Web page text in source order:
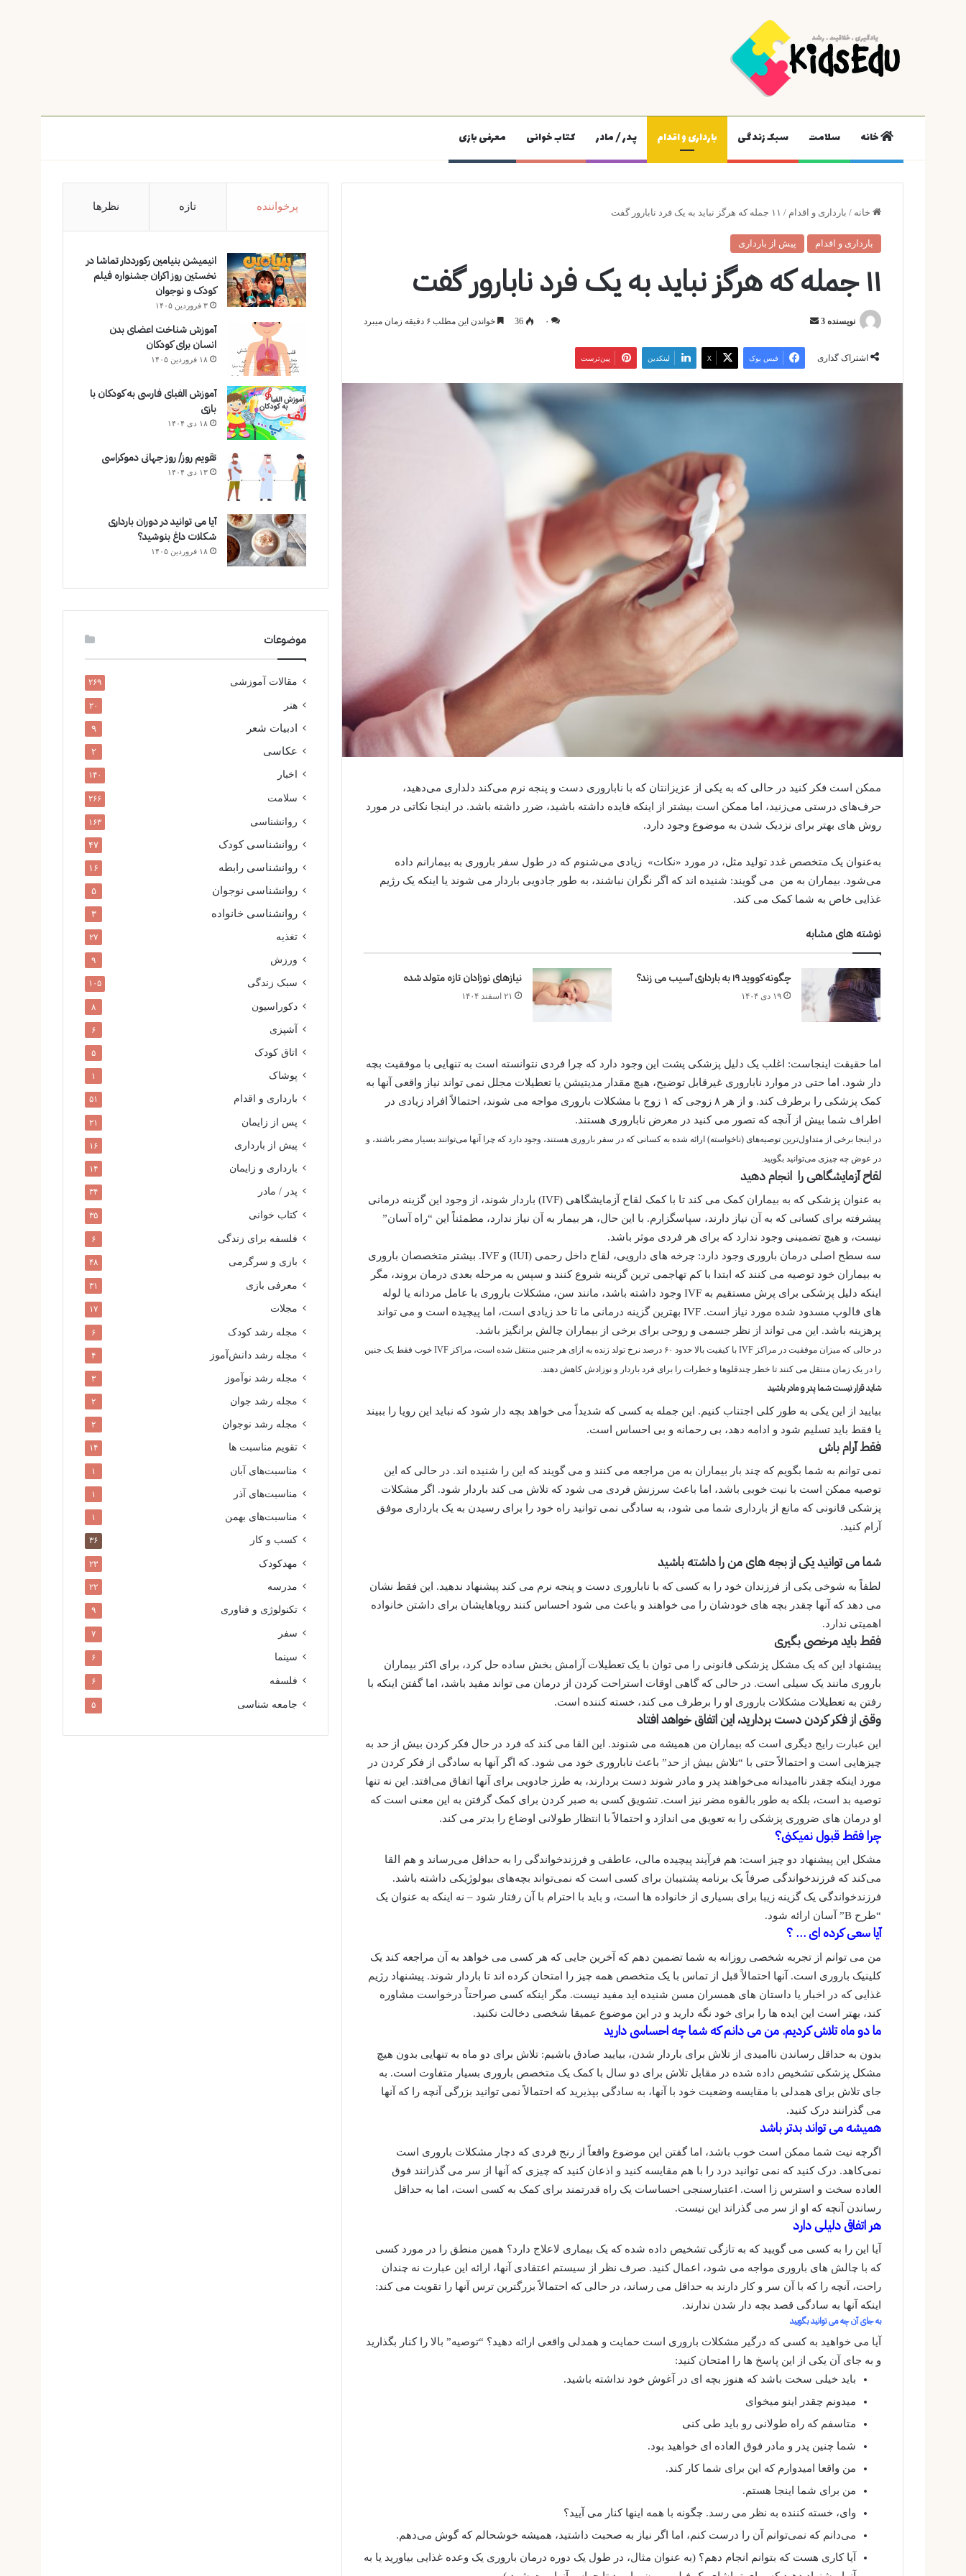
خانه سلامت سبک زندگی بارداری و اقدام پدر / مادر کتاب خوانی معرفی بازی
خانه / بارداری و اقدام / ۱۱ جمله که هرگز نباید به یک فرد نابارور گفت
بارداری و اقدام پیش از بارداری
۱۱ جمله که هرگز نباید به یک فرد نابارور گفت
نویسنده 3
ارسال
۰ 36 خواندن این مطلب ۶ دقیقه زمان میبرد
اشتراک گذاری فیس بوک X لینکدین ‫پین‌ترست
ممکن است فکر کنید در حالی که به یکی از عزیزانتان که با ناباروری دست و پنجه نرم می‌کند دلداری می‌دهید،
حرف‌های درستی می‌زنید، اما ممکن است بیشتر از اینکه فایده داشته باشید، ضرر داشته باشد. در اینجا نکاتی در مورد
روش های بهتر برای نزدیک شدن به موضوع وجود دارد.
به‌عنوان یک متخصص غدد تولید مثل، در مورد «نکات» زیادی می‌شنوم که در طول سفر باروری به بیمارانم داده
می‌شود. بیماران به من می گویند: شنیده اند که اگر نگران نباشند، به طور جادویی باردار می شوند یا اینکه یک رژیم
غذایی خاص به شما کمک می کند.
نوشته های مشابه
چگونه کووید ۱۹ به بارداری آسیب می زند؟
۱۹ دی ۱۴۰۴
نیازهای نوزادان تازه متولد شده
۲۱ اسفند ۱۴۰۴
اما حقیقت اینجاست: اغلب یک دلیل پزشکی پشت این وجود دارد که چرا فردی نتوانسته است به تنهایی با موفقیت بچه
دار شود. اما حتی در موارد ناباروری غیرقابل توضیح، هیچ مقدار مدیتیشن یا تعطیلات مجلل نمی تواند نیاز واقعی آنها به
کمک پزشکی را برطرف کند. و از هر ۸ زوجی که ۱ زوج با مشکلات باروری مواجه می شوند، احتمالاً افراد زیادی در
اطراف شما بیش از آنچه که تصور می کنید در معرض ناباروری هستند.
در اینجا برخی از متداول‌ترین توصیه‌های (ناخواسته) ارائه شده به کسانی که در سفر باروری هستند، وجود دارد که چرا آنها می‌توانند بسیار مضر باشند، و
در عوض چه چیزی می‌توانید بگویید.
لقاح آزمایشگاهی را انجام دهید
به عنوان پزشکی که به بیماران کمک می کند تا با کمک لقاح آزمایشگاهی (IVF) باردار شوند، از وجود این گزینه درمانی
پیشرفته برای کسانی که به آن نیاز دارند، سپاسگزارم. با این حال، هر بیمار به آن نیاز ندارد، مطمئناً این “راه آسان”
نیست، و هیچ تضمینی وجود ندارد که برای هر فردی موثر باشد.
سه سطح اصلی درمان باروری وجود دارد: چرخه های دارویی، لقاح داخل رحمی (IUI) و IVF. بیشتر متخصصان باروری
به بیماران خود توصیه می کنند که ابتدا با کم تهاجمی ترین گزینه شروع کنند و سپس به مرحله بعدی درمان بروند، مگر
اینکه دلیل پزشکی برای پرش مستقیم به IVF وجود داشته باشد، مانند سن، مشکلات باروری با عامل مردانه یا لوله
های فالوپ مسدود شده مورد نیاز است. IVF بهترین گزینه درمانی ما تا حد زیادی است، اما پیچیده است و می تواند
پرهزینه باشد. این می تواند از نظر جسمی و روحی برای برخی از بیماران چالش برانگیز باشد.
در حالی که میزان موفقیت در مراکز IVF با کیفیت بالا حدود ۶۰ درصد نرخ تولد زنده به ازای هر جنین منتقل شده است، مراکز IVF خوب فقط یک جنین
را در یک زمان منتقل می کنند تا خطر چندقلوها و خطرات را برای فرد باردار و نوزادش کاهش دهند.
شاید قرار نیست شما پدر و مادر باشید
بیایید از این یکی به طور کلی اجتناب کنیم. این جمله به کسی که شدیداً می خواهد بچه دار شود که نباید این رویا را ببیند
یا فقط باید تسلیم شود و ادامه دهد، بی رحمانه و بی احساس است.
فقط آرام باش
نمی توانم به شما بگویم که چند بار بیماران به من مراجعه می کنند و می گویند که این را شنیده اند. در حالی که این
توصیه ممکن است با نیت خوبی باشد، اما باعث سرزنش فردی می شود که تلاش می کند باردار شود. اگر مشکلات
پزشکی قانونی که مانع از بارداری شما می شود، به سادگی نمی توانید راه خود را برای رسیدن به یک بارداری موفق
آرام کنید.
شما می توانید یکی از بجه های من را داشته باشید
لطفاً به شوخی یکی از فرزندان خود را به کسی که با ناباروری دست و پنجه نرم می کند پیشنهاد ندهید. این فقط نشان
می دهد که آنها چقدر بچه های خودشان را می خواهند و باعث می شود احساس کنند رویاهایشان برای داشتن خانواده
اهمیتی ندارد.
فقط باید مرخصی بگیری
پیشنهاد این که یک مشکل پزشکی قانونی را می توان با یک تعطیلات آرامش بخش ساده حل کرد، برای اکثر بیماران
باروری مانند یک سیلی است. در حالی که گاهی اوقات استراحت کردن از درمان می تواند مفید باشد، اما گفتن اینکه با
رفتن به تعطیلات مشکلات باروری او را برطرف می کند، خسته کننده است.
وقتی از فکر کردن دست بردارید، این اتفاق خواهد افتاد
این عبارت رایج دیگری است که بیماران من همیشه می شنوند. این القا می کند که فرد در حال فکر کردن بیش از حد به
چیزهایی است و احتمالاً حتی با “تلاش بیش از حد” باعث ناباروری خود می شود. که اگر آنها به سادگی از فکر کردن در
مورد اینکه چقدر ناامیدانه می‌خواهند پدر و مادر شوند دست بردارند، به طرز جادویی برای آنها اتفاق می‌افتد. این نه تنها
توصیه بد است، بلکه به طور بالقوه مضر نیز است. تشویق کسی به صبر کردن برای کمک گرفتن به این معنی است که
او درمان های ضروری پزشکی را به تعویق می اندازد و احتمالاً با انتظار طولانی اوضاع را بدتر می کند.
چرا فقط قبول نمیکنی؟
مشکل این پیشنهاد دو چیز است: هم فرآیند پیچیده مالی، عاطفی و فرزندخواندگی را به حداقل می‌رساند و هم القا
می‌کند که فرزندخواندگی صرفاً یک برنامه پشتیبان برای کسی است که نمی‌تواند بچه‌های بیولوژیکی داشته باشد.
فرزندخواندگی یک گزینه زیبا برای بسیاری از خانواده ها است، و باید با احترام با آن رفتار شود – نه اینکه به عنوان یک
“طرح B” آسان ارائه شود.
آیا سعی کرده ای … ؟
من می توانم از تجربه شخصی روزانه به شما تضمین دهم که آخرین جایی که هر کسی می خواهد به آن مراجعه کند یک
کلینیک باروری است. آنها احتمالاً قبل از تماس با یک متخصص همه چیز را امتحان کرده اند تا باردار شوند. پیشنهاد رژیم
غذایی که در اخبار یا داستان های همسران مسن شنیده اید مفید نیست. مگر اینکه کسی صراحتاً درخواست مشاوره
کند، بهتر است این ایده ها را برای خود نگه دارید و در این موضوع عمیقا شخصی دخالت نکنید.
ما دو ماه تلاش کردیم. من می دانم که شما چه احساسی دارید
بدون به حداقل رساندن ناامیدی از تلاش برای باردار شدن، بیایید صادق باشیم: تلاش برای دو ماه به تنهایی بدون هیچ
مشکل پزشکی تشخیص داده شده در مقابل تلاش برای دو سال با کمک یک متخصص باروری بسیار متفاوت است. به
جای تلاش برای همدلی با مقایسه وضعیت خود با آنها، به سادگی بپذیرید که احتمالاً نمی توانید بزرگی آنچه را که آنها
می گذرانند درک کنید.
همیشه می تواند بدتر باشد
اگرچه نیت شما ممکن است خوب باشد، اما گفتن این موضوع واقعاً از رنج فردی که دچار مشکلات باروری است
نمی‌کاهد. درک کنید که نمی توانید درد را با هم مقایسه کنید و اذعان کنید که چیزی که آنها از سر می گذرانند فوق
العاده سخت و استرس زا است. اعتبارسنجی احساسات یک راه قدرتمند برای کمک به کسی است، اما به حداقل
رساندن آنچه که او از سر می گذراند این نیست.
هر اتفاقی دلیلی دارد
آیا این را به کسی می گویید که به تازگی تشخیص داده شده که یک بیماری لاعلاج دارد؟ همین منطق را در مورد کسی
که با چالش های باروری مواجه می شود، اعمال کنید. صرف نظر از سیستم اعتقادی آنها، ارائه این عبارت نه چندان
راحت، آنچه را که با آن سر و کار دارند به حداقل می رساند، در حالی که احتمالاً بزرگترین ترس آنها را تقویت می کند:
اینکه آنها به سادگی قصد بچه دار شدن ندارند.
به جای آن چه می توانید بگویید
آیا می خواهید به کسی که درگیر مشکلات باروری است حمایت و همدلی واقعی ارائه دهید؟ “توصیه” بالا را کنار بگذارید
و به جای آن یکی از این پاسخ ها را امتحان کنید:
باید خیلی سخت باشد که هنوز بچه ای در آغوش خود نداشته باشید.
میدونم چقدر اینو میخوای
متاسفم که راه طولانی رو باید طی کنی
شما چنین پدر و مادر فوق العاده ای خواهید بود.
من واقعا امیدوارم که این برای شما کار کند.
من برای شما اینجا هستم.
وای، خسته کننده به نظر می رسد. چگونه با همه اینها کنار می آیید؟
می‌دانم که نمی‌توانم آن را درست کنم، اما اگر نیاز به صحبت داشتید، همیشه خوشحالم که گوش می‌دهم.
آیا کاری هست که بتوانم انجام دهم؟ (به عنوان مثال، در طول یک دوره درمان باروری یک وعده غذایی بیاورید یا به
پرخواننده تازه نظرها
انیمیشن بنیامین رکورددار تماشا در
نخستین روز اکران‌ جشنواره فیلم
کودک و نوجوان
۳ فروردین ۱۴۰۵
آموزش شناخت اعضای بدن
انسان برای کودکان
۱۸ فروردین ۱۴۰۵
آموزش الفبای فارسی به کودکان با
بازی
۱۸ دی ۱۴۰۴
تقویم روز/ روز جهانی دموکراسی
۱۳ دی ۱۴۰۴
آیا می توانید در دوران بارداری
شکلات داغ بنوشید؟
۱۸ فروردین ۱۴۰۵
موضوعات
مقالات آموزشی ۲۶۹
هنر ۲۰
ادبیات شعر ۹
عکاسی ۲
اخبار ۱۴۰
سلامت ۲۶۶
روانشناسی ۱۶۳
روانشناسی کودک ۴۷
روانشناسی رابطه ۱۶
روانشناسی نوجوان ۵
روانشناسی خانواده ۳
تغذیه ۲۷
ورزش ۹
سبک زندگی ۱۰۵
دکوراسیون ۸
آشپزی ۶
اتاق کودک ۵
پوشاک ۱
بارداری و اقدام ۵۱
پس از زایمان ۲۱
پیش از بارداری ۱۶
بارداری و زایمان ۱۴
پدر / مادر ۳۴
کتاب خوانی ۳۵
فلسفه برای زندگی ۶
بازی و سرگرمی ۴۸
معرفی بازی ۳۱
مجلات ۱۷
مجله رشد کودک ۶
مجله رشد دانش‌آموز ۴
مجله رشد نوآموز ۳
مجله رشد جوان ۲
مجله رشد نوجوان ۲
تقویم مناسبت ها ۱۴
مناسبت‌های آبان ۱
مناسبت‌های آذر ۱
مناسبت‌های بهمن ۱
کسب و کار ۳۶
مهدکودک ۲۳
مدرسه ۲۲
تکنولوژی و فناوری ۹
سفر ۷
سینما ۶
فلسفه ۶
جامعه شناسی ۵